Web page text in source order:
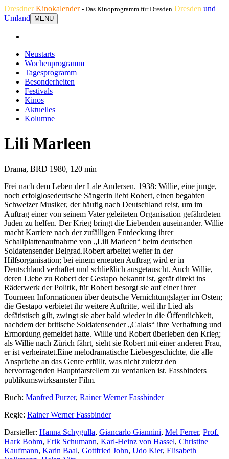
DresdnerKinokalender - Das Kinoprogramm für Dresden Dresden und
Umland
MENU
Neustarts
Wochenprogramm
Tagesprogramm
Besonderheiten
Festivals
Kinos
Aktuelles
Kolumne
Lili Marleen
Drama, BRD 1980, 120 min
Frei nach dem Leben der Lale Andersen. 1938: Willie, eine junge,
noch erfolglosedeutsche Sängerin liebt Robert, einen begabten
Schweizer Musiker, der häufig nach Deutschland reist, um im
Auftrag einer von seinem Vater geleiteten Organisation gefährdeten
Juden zu helfen. Der Krieg bringt die Liebenden auseinander. Willie
macht Karriere nach der zufälligen Entdeckung ihrer
Schallplattenaufnahme von „Lili Marleen“ beim deutschen
Soldatensender Belgrad.Robert arbeitet weiter in der
Hilfsorganisation; bei einem erneuten Auftrag wird er in
Deutschland verhaftet und schließlich ausgetauscht. Auch Willie,
deren Liebe zu Robert der Gestapo bekannt ist, gerät direkt ins
Räderwerk der Politik, für Robert besorgt sie auf einer ihrer
Tourneen Informationen über deutsche Vernichtungslager im Osten;
die Gestapo verbietet ihr weitere Auftritte, weil ihr Lied als
defätistisch gilt, zwingt sie aber bald wieder in die Öffentlichkeit,
nachdem der britische Soldatensender „Calais“ ihre Verhaftung und
Ermordung gemeldet hatte. Willie und Robert überleben den Krieg;
als Willie nach Zürich fährt, sieht sie Robert mit einer anderen Frau,
er ist verheiratet.Eine melodramatische Liebesgeschichte, die alle
Ansprüche an das Genre erfüllt, was nicht zuletzt den
hervorragenden Hauptdarstellern zu verdanken ist. Fassbinders
publikumswirksamster Film.
Buch: Manfred Purzer, Rainer Werner Fassbinder
Regie: Rainer Werner Fassbinder
Darsteller: Hanna Schygulla, Giancarlo Giannini, Mel Ferrer, Prof.
Hark Bohm, Erik Schumann, Karl-Heinz von Hassel, Christine
Kaufmann, Karin Baal, Gottfried John, Udo Kier, Elisabeth